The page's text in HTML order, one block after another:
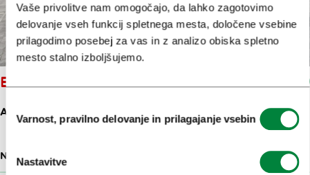
Vaše privolitve nam omogočajo, da lahko zagotovimo
delovanje vseh funkcij spletnega mesta, določene vsebine
prilagodimo posebej za vas in z analizo obiska spletno
mesto stalno izboljšujemo.
soglasja
Varnost, pravilno delovanje in prilagajanje vsebin
Nastavitve
BTC CITY LJUBLJANA
AMERIŠKA ULICA 2
NAKUPOVALNI CENTRI 118 M